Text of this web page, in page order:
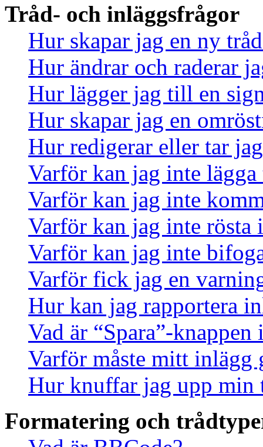
Tråd- och inläggsfrågor
Hur skapar jag en ny
Hur ändrar och raderar
Hur lägger jag till en
Hur skapar jag en
Hur redigerar eller tar
Varför kan jag inte
Varför kan jag inte
Varför kan jag inte rösta
Varför kan jag inte
Varför fick jag en
Hur kan jag rapportera
Vad är “Spara”-
Varför måste mitt inlägg
Hur knuffar jag upp min
Formatering och